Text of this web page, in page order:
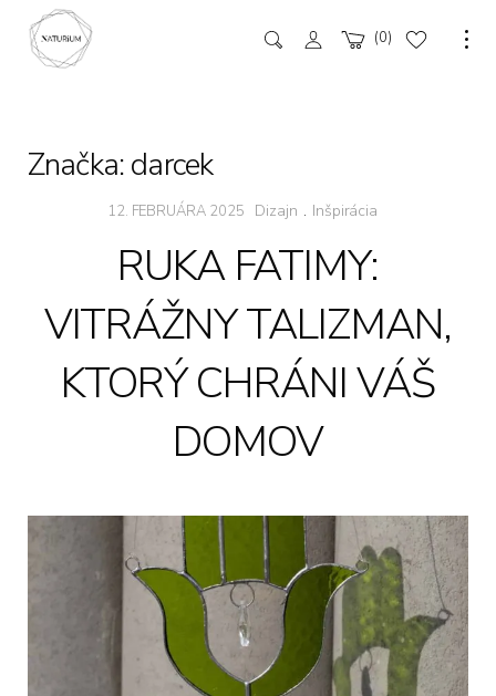
0
Značka:darcek
12. FEBRUÁRA 2025 Dizajn . Inšpirácia
RUKA FATIMY:
VITRÁŽNY TALIZMAN,
KTORÝ CHRÁNI VÁŠ
DOMOV